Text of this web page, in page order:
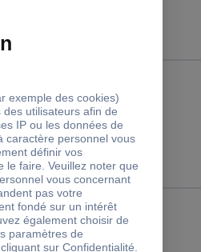
g